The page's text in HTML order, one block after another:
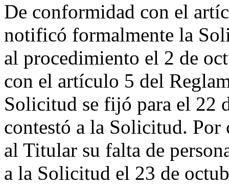
De conformidad con el
notificó formalmente la
al procedimiento el 2 de
con el artículo 5 del
Solicitud se fijó para el 22
contestó a la Solicitud.
al Titular su falta de
a la Solicitud el 23 de